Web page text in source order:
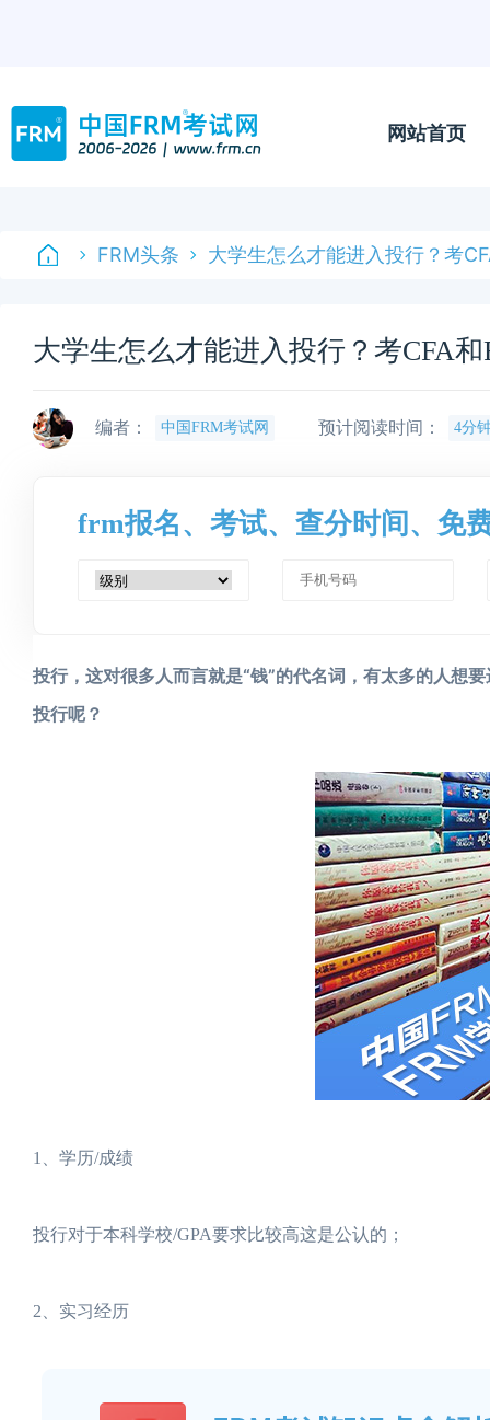
网站首页
FRM头条 大学生怎么才能进入投行？考
大学生怎么才能进入投行？考CFA和
编者： 中国FRM考试网 预计阅读时间： 4分
frm报名、考试、查分时间、免
投行，这对很多人而言就是“钱”的代名词，有太多的人想
投行呢？
1、学历/成绩
投行对于本科学校/GPA要求比较高这是公认的；
2、实习经历